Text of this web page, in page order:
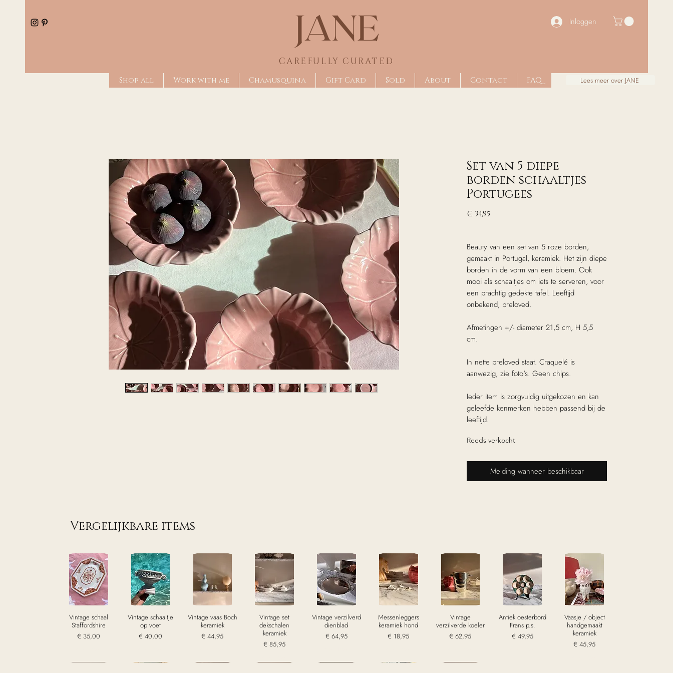
JANE
CAREFULLY CU RATED
Inloggen
Shop all Work with me Chamusquina Gift Card Sold About Contact FAQ Lees meer over JANE
Set van 5 diepe
borden schaaltjes
Portugees
€ 34,95
Beauty van een set van 5 roze borden,
gemaakt in Portugal, keramiek. Het zijn diepe
borden in de vorm van een bloem. Ook
mooi als schaaltjes om iets te serveren, voor
een prachtig gedekte tafel. Leeftijd
onbekend, preloved.
Afmetingen +/- diameter 21,5 cm, H 5,5
cm.
In nette preloved staat. Craquelé is
aanwezig, zie foto's. Geen chips.
Ieder item is zorgvuldig uitgekozen en kan
geleefde kenmerken hebben passend bij de
leeftijd.
Reeds verkocht
Melding wanneer beschikbaar
Vergelijkbare items
Vintage schaal
Staffordshire
Prijs
€ 35,00
Vintage schaaltje
op voet
Prijs
€ 40,00
Vintage vaas Boch
keramiek
Prijs
€ 44,95
Vintage set
dekschalen
keramiek
Prijs
€ 85,95
Vintage verzilverd
dienblad
Prijs
€ 64,95
Messenleggers
keramiek hond
Prijs
€ 18,95
Vintage
verzilverde koeler
Prijs
€ 62,95
Antiek oesterbord
Frans p.s.
Prijs
€ 49,95
Vaasje / object
handgemaakt
keramiek
Prijs
€ 45,95